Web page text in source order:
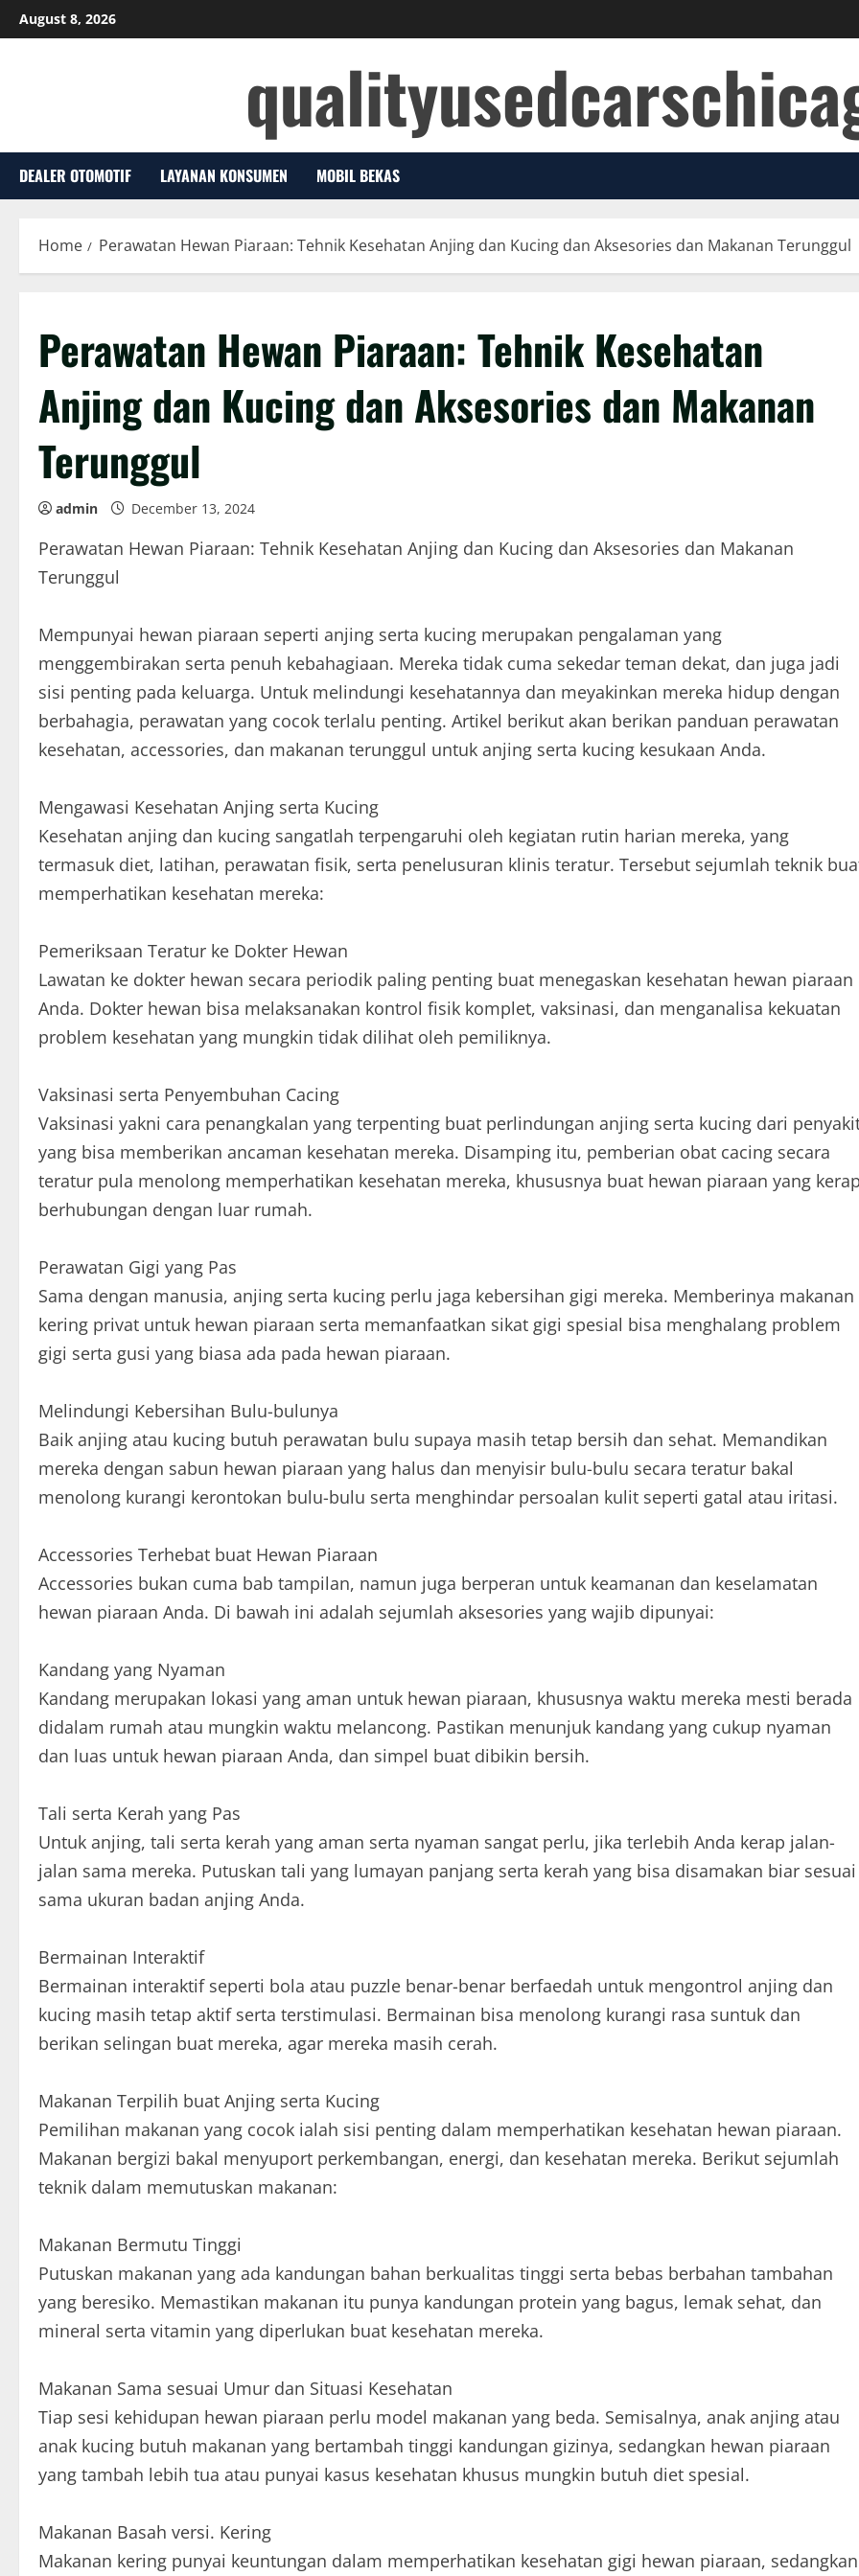
Skip
to
August 8, 2026
DEALER OTOMOTIF LAYANAN KONSUMEN MOBIL BEKAS
Home Perawatan Hewan Piaraan: Tehnik Kesehatan Anjing dan Kucing dan Aksesories dan Makanan Terunggul
Perawatan Hewan Piaraan: Tehnik Kesehatan
Anjing dan Kucing dan Aksesories dan Makanan
Terunggul
admin December 13, 2024
Perawatan Hewan Piaraan: Tehnik Kesehatan Anjing dan Kucing dan Aksesories dan Makanan
Terunggul
Mempunyai hewan piaraan seperti anjing serta kucing merupakan pengalaman yang
menggembirakan serta penuh kebahagiaan. Mereka tidak cuma sekedar teman dekat, dan juga jadi
sisi penting pada keluarga. Untuk melindungi kesehatannya dan meyakinkan mereka hidup dengan
berbahagia, perawatan yang cocok terlalu penting. Artikel berikut akan berikan panduan perawatan
kesehatan, accessories, dan makanan terunggul untuk anjing serta kucing kesukaan Anda.
Mengawasi Kesehatan Anjing serta Kucing
Kesehatan anjing dan kucing sangatlah terpengaruhi oleh kegiatan rutin harian mereka, yang
termasuk diet, latihan, perawatan fisik, serta penelusuran klinis teratur. Tersebut sejumlah teknik
memperhatikan kesehatan mereka:
Pemeriksaan Teratur ke Dokter Hewan
Lawatan ke dokter hewan secara periodik paling penting buat menegaskan kesehatan hewan piaraan
Anda. Dokter hewan bisa melaksanakan kontrol fisik komplet, vaksinasi, dan menganalisa kekuatan
problem kesehatan yang mungkin tidak dilihat oleh pemiliknya.
Vaksinasi serta Penyembuhan Cacing
Vaksinasi yakni cara penangkalan yang terpenting buat perlindungan anjing serta kucing dari
yang bisa memberikan ancaman kesehatan mereka. Disamping itu, pemberian obat cacing secara
teratur pula menolong memperhatikan kesehatan mereka, khususnya buat hewan piaraan yang kerap
berhubungan dengan luar rumah.
Perawatan Gigi yang Pas
Sama dengan manusia, anjing serta kucing perlu jaga kebersihan gigi mereka. Memberinya makanan
kering privat untuk hewan piaraan serta memanfaatkan sikat gigi spesial bisa menghalang problem
gigi serta gusi yang biasa ada pada hewan piaraan.
Melindungi Kebersihan Bulu-bulunya
Baik anjing atau kucing butuh perawatan bulu supaya masih tetap bersih dan sehat. Memandikan
mereka dengan sabun hewan piaraan yang halus dan menyisir bulu-bulu secara teratur bakal
menolong kurangi kerontokan bulu-bulu serta menghindar persoalan kulit seperti gatal atau iritasi.
Accessories Terhebat buat Hewan Piaraan
Accessories bukan cuma bab tampilan, namun juga berperan untuk keamanan dan keselamatan
hewan piaraan Anda. Di bawah ini adalah sejumlah aksesories yang wajib dipunyai:
Kandang yang Nyaman
Kandang merupakan lokasi yang aman untuk hewan piaraan, khususnya waktu mereka mesti berada
didalam rumah atau mungkin waktu melancong. Pastikan menunjuk kandang yang cukup nyaman
dan luas untuk hewan piaraan Anda, dan simpel buat dibikin bersih.
Tali serta Kerah yang Pas
Untuk anjing, tali serta kerah yang aman serta nyaman sangat perlu, jika terlebih Anda kerap jalan-
jalan sama mereka. Putuskan tali yang lumayan panjang serta kerah yang bisa disamakan biar sesuai
sama ukuran badan anjing Anda.
Bermainan Interaktif
Bermainan interaktif seperti bola atau puzzle benar-benar berfaedah untuk mengontrol anjing dan
kucing masih tetap aktif serta terstimulasi. Bermainan bisa menolong kurangi rasa suntuk dan
berikan selingan buat mereka, agar mereka masih cerah.
Makanan Terpilih buat Anjing serta Kucing
Pemilihan makanan yang cocok ialah sisi penting dalam memperhatikan kesehatan hewan piaraan.
Makanan bergizi bakal menyuport perkembangan, energi, dan kesehatan mereka. Berikut sejumlah
teknik dalam memutuskan makanan:
Makanan Bermutu Tinggi
Putuskan makanan yang ada kandungan bahan berkualitas tinggi serta bebas berbahan tambahan
yang beresiko. Memastikan makanan itu punya kandungan protein yang bagus, lemak sehat, dan
mineral serta vitamin yang diperlukan buat kesehatan mereka.
Makanan Sama sesuai Umur dan Situasi Kesehatan
Tiap sesi kehidupan hewan piaraan perlu model makanan yang beda. Semisalnya, anak anjing atau
anak kucing butuh makanan yang bertambah tinggi kandungan gizinya, sedangkan hewan piaraan
yang tambah lebih tua atau punyai kasus kesehatan khusus mungkin butuh diet spesial.
Makanan Basah versi. Kering
Makanan kering punyai keuntungan dalam memperhatikan kesehatan gigi hewan piaraan, sedangkan